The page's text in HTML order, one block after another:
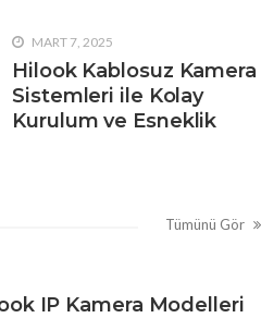
MART 7, 2025
Hilook Kablosuz Kamera
Sistemleri ile Kolay
Kurulum ve Esneklik
Tümünü Gör
IP Kamera Modelleri